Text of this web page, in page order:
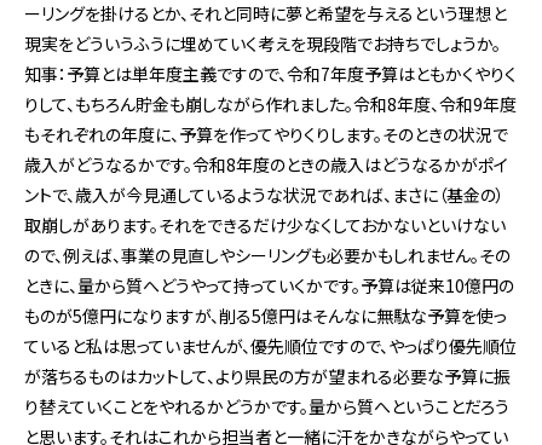
ーリングを掛けるとか、それと同時に夢と希望を与えるという理想と
現実をどういうふうに埋めていく考えを現段階でお持ちでしょうか。
知事：予算とは単年度主義ですので、令和7年度予算はともかくやりく
りして、もちろん貯金も崩しながら作れました。令和8年度、令和9年度
もそれぞれの年度に、予算を作ってやりくりします。そのときの状況で
歳入がどうなるかです。令和8年度のときの歳入はどうなるかがポイ
ントで、歳入が今見通しているような状況であれば、まさに（基金の）
取崩しがあります。それをできるだけ少なくしておかないといけない
ので、例えば、事業の見直しやシーリングも必要かもしれません。その
ときに、量から質へどうやって持っていくかです。予算は従来10億円の
ものが5億円になりますが、削る5億円はそんなに無駄な予算を使っ
ていると私は思っていませんが、優先順位ですので、やっぱり優先順位
が落ちるものはカットして、より県民の方が望まれる必要な予算に振
り替えていくことをやれるかどうかです。量から質へということだろう
と思います。それはこれから担当者と一緒に汗をかきながらやってい